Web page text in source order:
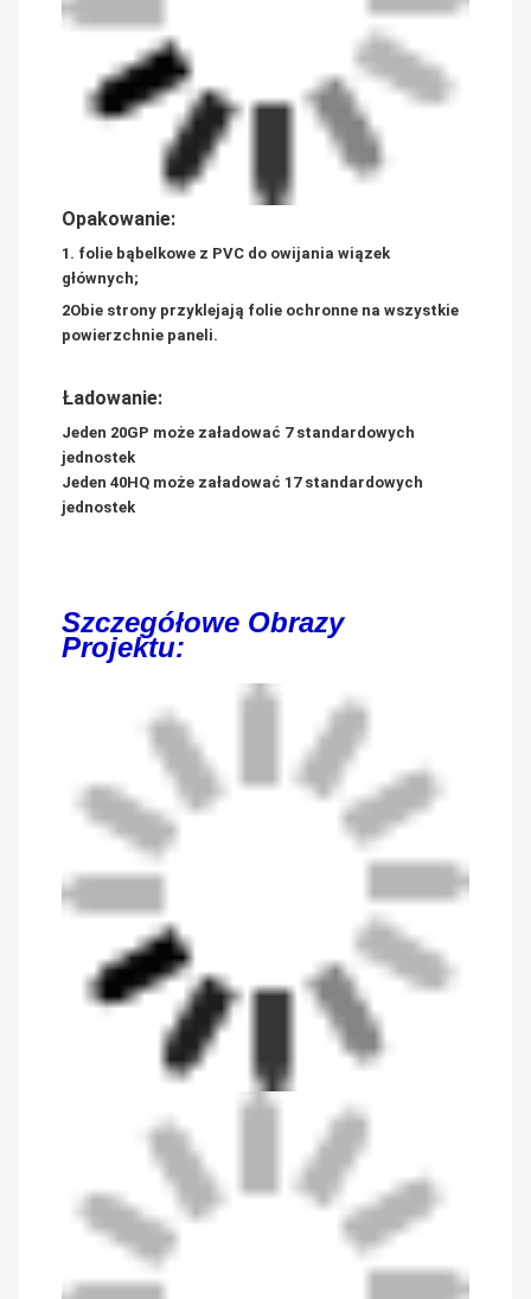
Opakowanie:
1. folie bąbelkowe z PVC do owijania wiązek
głównych;
2Obie strony przyklejają folie ochronne na wszystkie
powierzchnie paneli.
Ładowanie:
Jeden 20GP może załadować 7 standardowych
jednostek
Jeden 40HQ może załadować 17 standardowych
jednostek
Szczegółowe Obrazy
Projektu: